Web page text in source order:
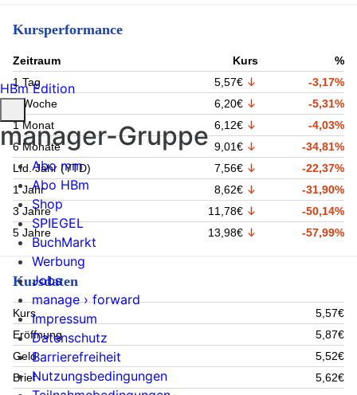
Kursperformance
Zeitraum Kurs
%
1 Tag
5,57€
-3,17%
1 Woche
6,20€
-5,31%
1 Monat
6,12€
-4,03%
6 Monate
9,01€
-34,81%
Lfd. Jahr (YTD)
7,56€
-22,37%
1 Jahr
8,62€
-31,90%
3 Jahre
11,78€
-50,14%
5 Jahre
13,98€ -57,99%
Kursdaten
Kurs
5,57€
Eröffnung
5,87€
Geld
5,52€
Brief
5,62€
HBm Edition
manager-Gruppe
Abo mm
Abo HBm
Shop
SPIEGEL
BuchMarkt
Werbung
Jobs
manage › forward
Impressum
Datenschutz
Barrierefreiheit
Nutzungsbedingungen